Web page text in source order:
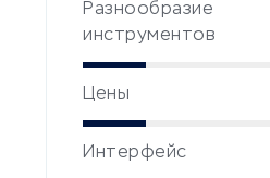
Разнообразие
инструментов
Цены
Интерфейс